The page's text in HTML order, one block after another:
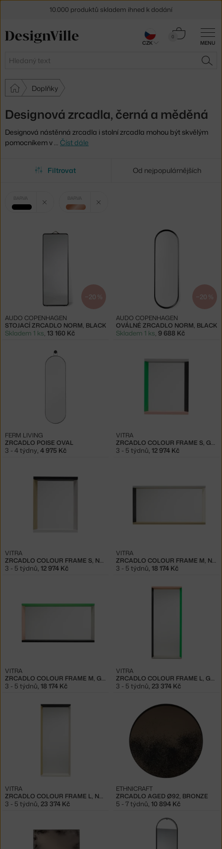
MENU
Hledat
0
Košík
Doplňky
Designová zrcadla, černá a měděná
Designová nástěnná zrcadla i stolní zrcadla mohou být skvělým
pomocníkem v … Číst dále
Filtrovat Od nejpopulárnějších
Vybrané
filtry:
BARVA
černá
BARVA
měděná
−20 %
STOJACÍ ZRCADLO NORM, BLACK
AUDO COPENHAGEN
Skladem 1 ks 13 160 Kč
−20 %
OVÁLNÉ ZRCADLO NORM, BLACK
AUDO COPENHAGEN
Skladem 1 ks 9 688 Kč
ZRCADLO POISE OVAL
FERM LIVING
3 - 4 týdny, 4 975 Kč
ZRCADLO COLOUR FRAME S, GREEN/PINK
VITRA
3 - 5 týdnů, 12 974 Kč
ZRCADLO COLOUR FRAME S, NEUTRAL
VITRA
3 - 5 týdnů, 12 974 Kč
ZRCADLO COLOUR FRAME M, NEUTRAL
VITRA
3 - 5 týdnů, 18 174 Kč
ZRCADLO COLOUR FRAME M, GREEN/PINK
VITRA
3 - 5 týdnů, 18 174 Kč
ZRCADLO COLOUR FRAME L, GREEN/PINK
VITRA
3 - 5 týdnů, 23 374 Kč
ZRCADLO COLOUR FRAME L, NEUTRAL
VITRA
3 - 5 týdnů, 23 374 Kč
ZRCADLO AGED Ø92, BRONZE
ETHNICRAFT
5 - 7 týdnů, 10 894 Kč
10.000 produktů skladem ihned k dodání
30 dní na vrácení zbožíCZK